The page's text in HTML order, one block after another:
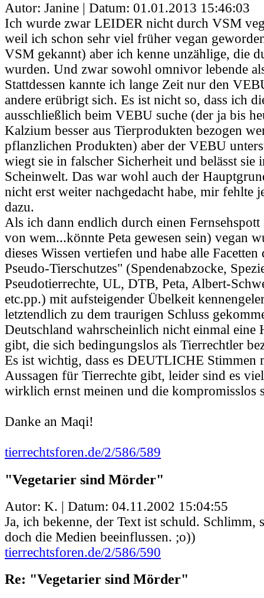
Autor: Janine | Datum: 01.01.2013 15:46:03
Ich wurde zwar LEIDER nicht durch VSM
weil ich schon sehr viel früher vegan
VSM gekannt) aber ich kenne unzählige, die
wurden. Und zwar sowohl omnivor lebende
Stattdessen kannte ich lange Zeit nur den
andere erübrigt sich. Es ist nicht so, dass ich
ausschließlich beim VEBU suche (der ja bis
Kalzium besser aus Tierprodukten bezogen
pflanzlichen Produkten) aber der VEBU
wiegt sie in falscher Sicherheit und belässt sie
Scheinwelt. Das war wohl auch der
nicht erst weiter nachgedacht habe, mir fehlte
dazu.
Als ich dann endlich durch einen
von wem...könnte Peta gewesen sein) vegan
dieses Wissen vertiefen und habe alle Facetten
Pseudo-Tierschutzes" (Spendenabzocke,
Pseudotierrechte, UL, DTB, Peta, Albert-
etc.pp.) mit aufsteigender Übelkeit
letztendlich zu dem traurigen Schluss
Deutschland wahrscheinlich nicht einmal eine
gibt, die sich bedingungslos als Tierrechtler
Es ist wichtig, dass es DEUTLICHE Stimmen
Aussagen für Tierrechte gibt, leider sind es
wirklich ernst meinen und die kompromisslos
Danke an Maqi!
tierrechtsforen.de/2/586/589
"Vegetarier sind Mörder"
Autor: K. | Datum: 04.11.2002 15:04:55
Ja, ich bekenne, der Text ist schuld. Schlimm,
doch die Medien beeinflussen. ;o))
tierrechtsforen.de/2/586/590
Re: "Vegetarier sind Mörder"